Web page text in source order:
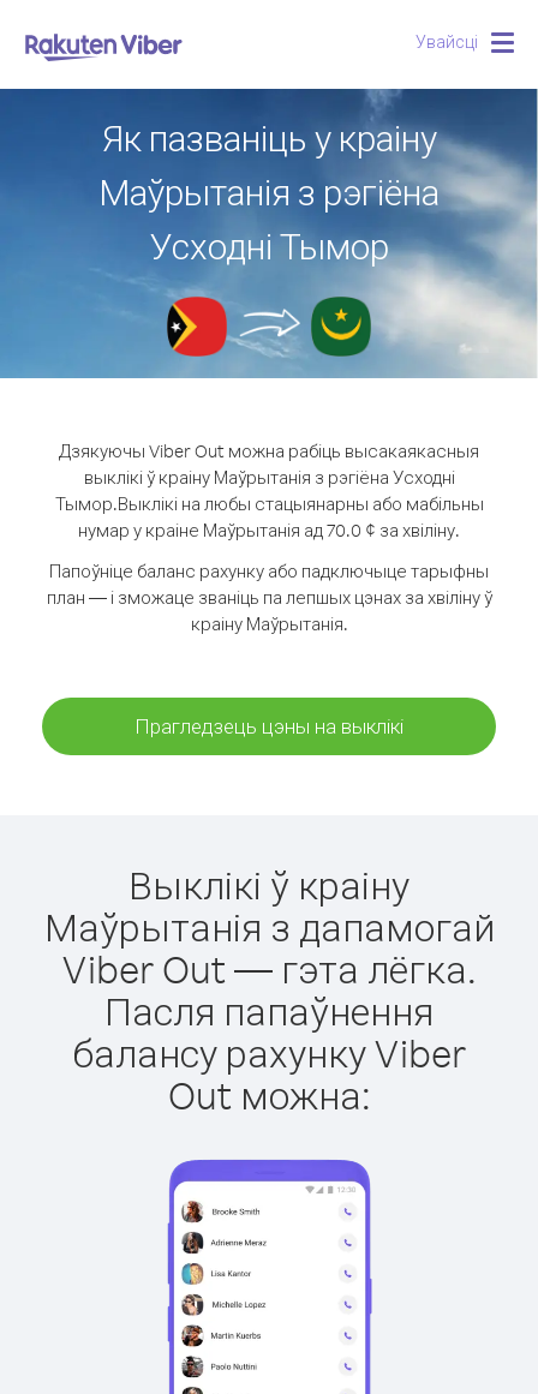
Увайсці
Як пазваніць у краіну
Маўрытанія з рэгіёна
Усходні Тымор
Дзякуючы Viber Out можна рабіць высакаякасныя
выклікі ў краіну Маўрытанія з рэгіёна Усходні
Тымор.Выклікі на любы стацыянарны або мабільны
нумар у краіне Маўрытанія ад 70.0 ¢ за хвіліну.
Папоўніце баланс рахунку або падключыце тарыфны
план — і зможаце званіць па лепшых цэнах за хвіліну ў
краіну Маўрытанія.
Прагледзець цэны на выклікі
Выклікі ў краіну
Маўрытанія з дапамогай
Viber Out — гэта лёгка.
Пасля папаўнення
балансу рахунку Viber
Out можна: